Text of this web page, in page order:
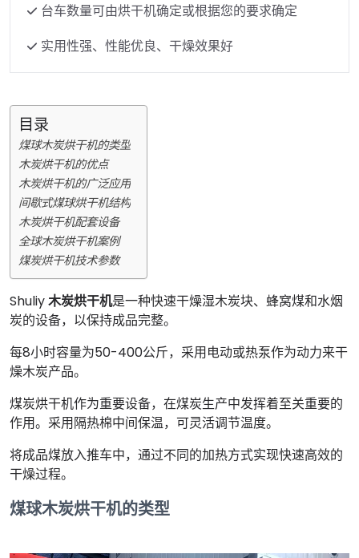
台车数量可由烘​​干机确定或根据您的要求确定
实用性强、性能优良、干燥效果好
目录
煤球木炭烘干机的类型
木炭烘干机的优点
木炭烘干机的广泛应用
间歇式煤球烘干机结构
木炭烘干机配套设备
全球木炭烘干机案例
煤炭烘干机技术参数
Shuliy木炭烘干机是一种快速干燥湿木炭块、蜂窝煤和水烟
炭的设备，以保持成品完整。
每8小时容量为50-400公斤，采用电动或热泵作为动力来干
燥木炭产品。
煤炭烘干机作为重要设备，在煤炭生产中发挥着至关重要的
作用。采用隔热棉中间保温，可灵活调节温度。
将成品煤放入推车中，通过不同的加热方式实现快速高效的
干燥过程。
煤球木炭烘干机的类型